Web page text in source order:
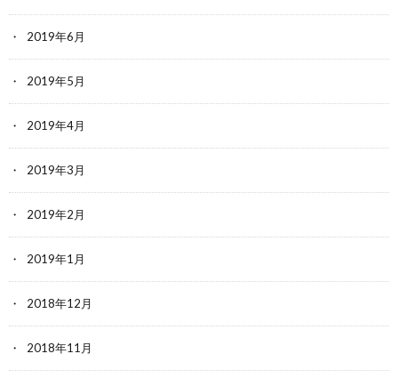
2019年6月
2019年5月
2019年4月
2019年3月
2019年2月
2019年1月
2018年12月
2018年11月